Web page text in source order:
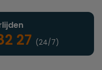
27 (24/7)